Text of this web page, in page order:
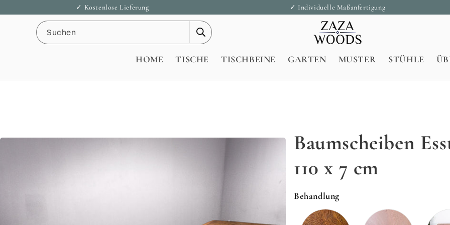
✓ Kostenlose Lieferung ✓ Individuelle Maßanfertigung
Suchen
HOME TISCHE TISCHBEINE GARTEN MUSTER STÜHLE
Baumscheiben
110 x 7 cm
Behandlung